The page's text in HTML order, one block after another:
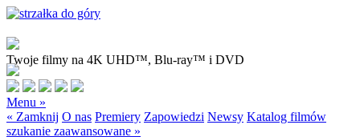
Twoje filmy na 4K UHD™, Blu-ray™ i DVD
Menu »
« Zamknij O nas Premiery Zapowiedzi Newsy Katalog filmów
szukanie zaawansowane »